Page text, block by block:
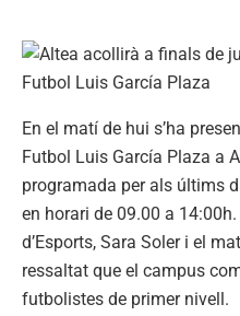
En el matí de hui s’ha
Futbol Luis García Plaza a
programada per als últims
en horari de 09.00 a
d’Esports, Sara Soler i el
ressaltat que el campus
futbolistes de primer nivell.